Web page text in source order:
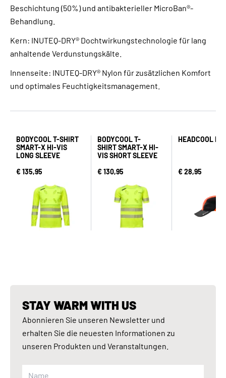
Beschichtung (50%) und antibakterieller MicroBan®-
Behandlung.
Kern: INUTEQ-DRY® Dochtwirkungstechnologie für lang
anhaltende Verdunstungskälte.
Innenseite: INUTEQ-DRY® Nylon für zusätzlichen Komfort
und optimales Feuchtigkeitsmanagement.
BODYCOOL T-SHIRT
SMART-X HI-VIS
LONG SLEEVE
€ 135,95
BODYCOOL T-
SHIRT SMART-X HI-
VIS SHORT SLEEVE
€ 130,95
HEADCOOL
€ 28,95
STAY WARM WITH US
Abonnieren Sie unseren Newsletter und
erhalten Sie die neuesten Informationen zu
unseren Produkten und Veranstaltungen.